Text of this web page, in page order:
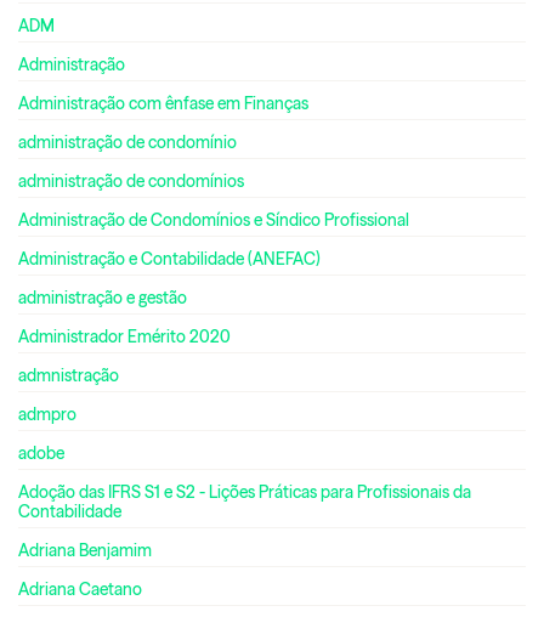
ADM
Administração
Administração com ênfase em Finanças
administração de condomínio
administração de condomínios
Administração de Condomínios e Síndico Profissional
Administração e Contabilidade (ANEFAC)
administração e gestão
Administrador Emérito 2020
admnistração
admpro
adobe
Adoção das IFRS S1 e S2 - Lições Práticas para Profissionais da
Contabilidade
Adriana Benjamim
Adriana Caetano